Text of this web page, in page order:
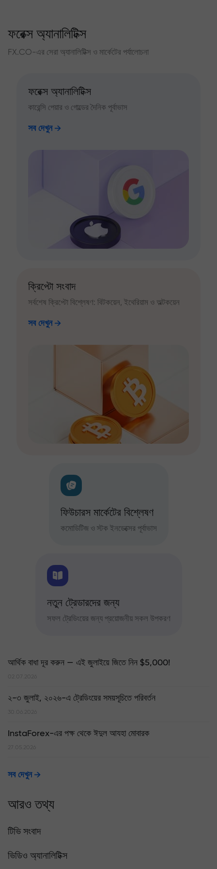
ফরেক্স অ্যানালিটিক্স
FX.CO-এর সেরা অ্যানালিটিক্স ও মার্কেটের পর্যালোচনা
ফরেক্স অ্যানালিটিক্স
কারেন্সি পেয়ার ও গোল্ডের দৈনিক পূর্বাভাস
সব দেখুন
ক্রিপ্টো সংবাদ
সর্বশেষ ক্রিপ্টো বিশ্লেষণ: বিটকয়েন, ইথেরিয়াম ও অল্টকয়েন
সব দেখুন
ফিউচারস মার্কেটের বিশ্লেষণ
কমোডিটিজ ও স্টক ইনডেক্সের পূর্বাভাস
নতুন ট্রেডারদের জন্য
সফল ট্রেডিংয়ের জন্য প্রয়োজনীয় সকল উপকরণ
আর্থিক বাধা দূর করুন — এই জুলাইয়ে জিতে নিন $5,000!
02.07.2026
২-৩ জুলাই, ২০২৬-এ ট্রেডিংয়ের সময়সূচিতে পরিবর্তন
30.06.2026
InstaForex-এর পক্ষ থেকে ঈদুল আযহা মোবারক
27.05.2026
সব দেখুন
আরও তথ্য
টিভি সংবাদ
ভিডিও অ্যানালিটিক্স